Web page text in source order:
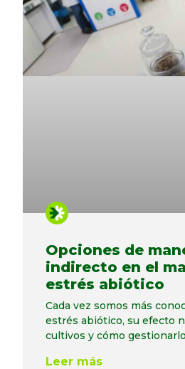
Opciones de
indirecto en el
estrés abiótico
Cada vez somos más
estrés abiótico, su efecto
cultivos y cómo
Leer más